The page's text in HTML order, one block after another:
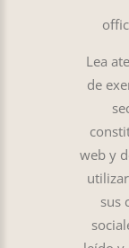
Lea
de
web y
sus